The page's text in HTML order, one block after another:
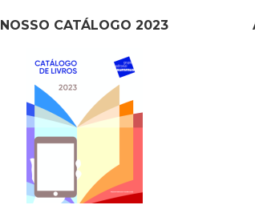
NOSSO CATÁLOGO 2023